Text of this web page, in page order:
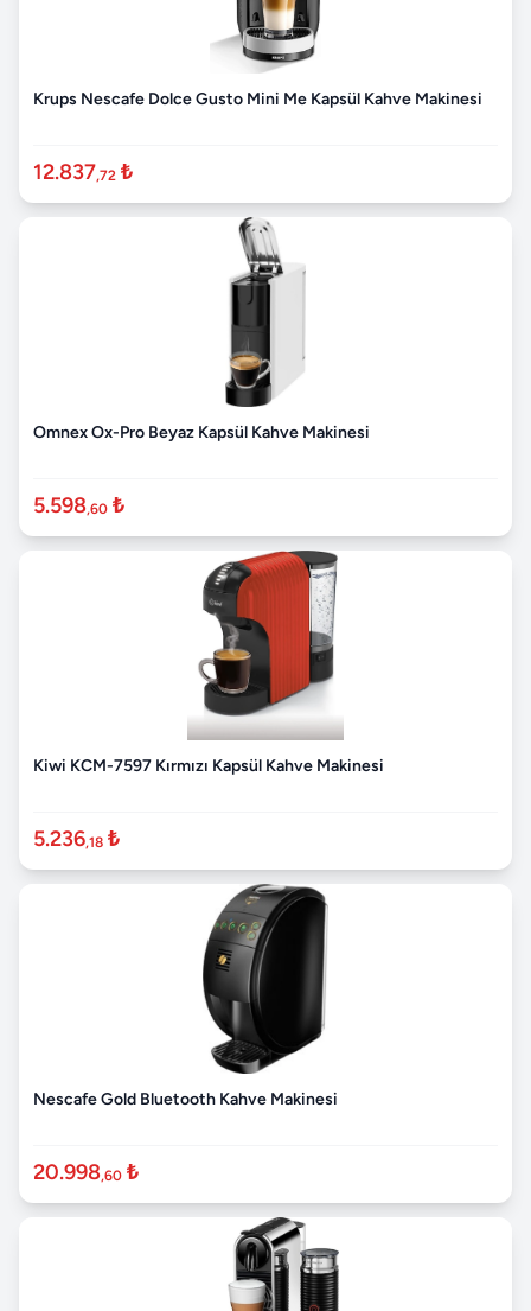
Krups Nescafe Dolce Gusto Mini Me Kapsül Kahve Makinesi
12.837,72 ₺
Omnex Ox-Pro Beyaz Kapsül Kahve Makinesi
5.598,60 ₺
Kiwi KCM-7597 Kırmızı Kapsül Kahve Makinesi
5.236,18 ₺
Nescafe Gold Bluetooth Kahve Makinesi
20.998,60 ₺